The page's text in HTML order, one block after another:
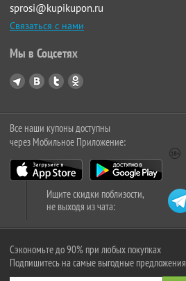
sprosi@kupikupon.ru
Связаться с нами
Мы в Соцсетях
Все наши купоны доступны
через Мобильное Приложение:
Ищите скидки поблизости,
не выходя из чата:
Сэкономьте до 90% при любых покупках
Подпишитесь на самые выгодные предложения